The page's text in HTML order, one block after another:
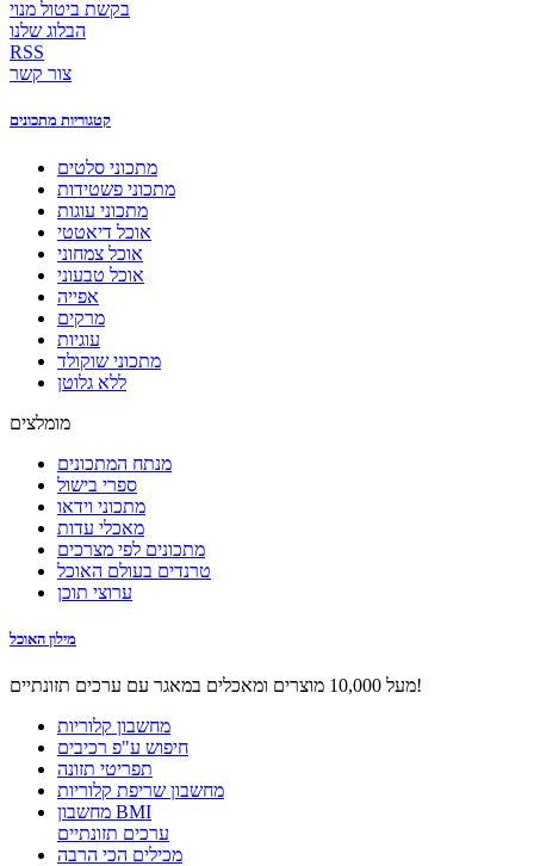
בקשת ביטול מנוי
הבלוג שלנו
RSS
צור קשר
קטגוריות מתכונים
מתכוני סלטים
מתכוני פשטידות
מתכוני עוגות
אוכל דיאטטי
אוכל צמחוני
אוכל טבעוני
אפייה
מרקים
עוגיות
מתכוני שוקולד
ללא גלוטן
מומלצים
מנתח המתכונים
ספרי בישול
מתכוני וידאו
מאכלי עדות
מתכונים לפי מצרכים
טרנדים בעולם האוכל
ערוצי תוכן
מילון האוכל
מעל 10,000 מוצרים ומאכלים במאגר עם ערכים תזונתיים!
מחשבון קלוריות
חיפוש ע"פ רכיבים
תפריטי תזונה
מחשבון שריפת קלוריות
מחשבון BMI
ערכים תזונתיים
מכילים הכי הרבה